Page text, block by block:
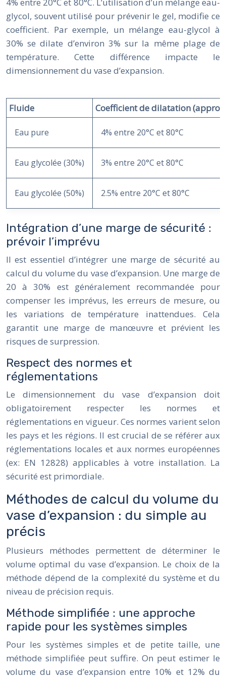
glycol, souvent utilisé pour prévenir le gel, modifie ce
coefficient. Par exemple, un mélange eau-glycol à
30% se dilate d’environ 3% sur la même plage de
température. Cette différence impacte le
dimensionnement du vase d’expansion.
Fluide Coefficient de dilatation
Eau pure 4% entre 20°C et 80°C
Eau glycolée (30%) 3% entre 20°C et 80°C
Eau glycolée (50%) 2.5% entre 20°C et 80°C
Intégration d’une marge de sécurité :
prévoir l’imprévu
Il est essentiel d’intégrer une marge de sécurité au
calcul du volume du vase d’expansion. Une marge de
20 à 30% est généralement recommandée pour
compenser les imprévus, les erreurs de mesure, ou
les variations de température inattendues. Cela
garantit une marge de manœuvre et prévient les
risques de surpression.
Respect des normes et
réglementations
Le dimensionnement du vase d’expansion doit
obligatoirement respecter les normes et
réglementations en vigueur. Ces normes varient selon
les pays et les régions. Il est crucial de se référer aux
réglementations locales et aux normes européennes
(ex: EN 12828) applicables à votre installation. La
sécurité est primordiale.
Méthodes de calcul du volume du
vase d’expansion : du simple au
précis
Plusieurs méthodes permettent de déterminer le
volume optimal du vase d’expansion. Le choix de la
méthode dépend de la complexité du système et du
niveau de précision requis.
Méthode simplifiée : une approche
rapide pour les systèmes simples
Pour les systèmes simples et de petite taille, une
méthode simplifiée peut suffire. On peut estimer le
volume du vase d’expansion entre 10% et 12% du